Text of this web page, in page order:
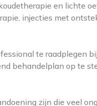
en lichte
injecties met
te raadplegen
behandelplan op te
zijn die veel